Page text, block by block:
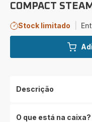
COMPACT
Stock limitado
Descrição
O que está na caixa?